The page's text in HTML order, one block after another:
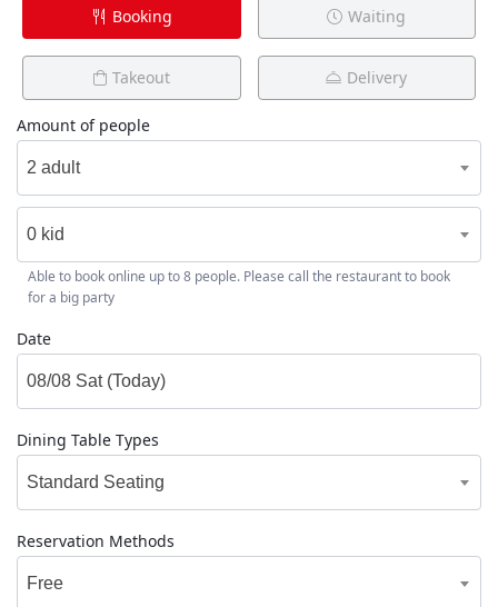
Booking Waiting
Takeout Delivery
Amount of people
2 adult
0 kid
Able to book online up to 8 people. Please call the restaurant to book
for a big party
Date
Dining Table Types
Standard Seating
Reservation Methods
Free